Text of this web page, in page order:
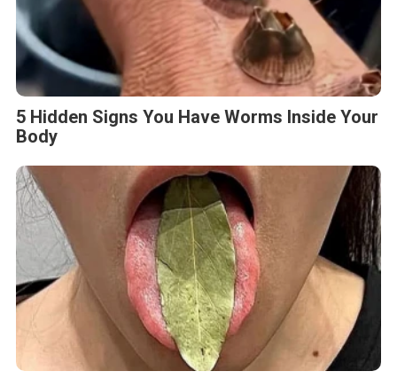
5 Hidden Signs You Have Worms Inside Your
Body